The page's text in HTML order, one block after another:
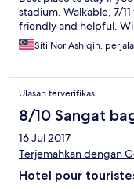
stadium. Walkable, 7/
friendly and helpful.
Siti Nor Ashiqin,
Ulasan terverifikasi
8/10 Sangat
16 Jul 2017
Terjemahkan dengan
Hotel pour